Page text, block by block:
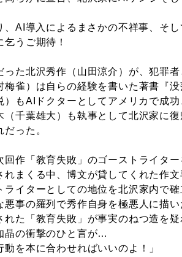
、AI導入によるまさかの不祥事、そ
うご期待！
った北沢秀作（山田涼介）が、犯罪者
梅雀）は自らの経験を書いた著書『
）もAIドクターとしてアメリカで成
（千葉雄大）も執事として北沢家に
った。
回作「教育失敗」のゴーストライタ
れまくる中、博文が貸してくれた作
ライターとしての地位を北沢家内で
事の羅列で秀作自身を極悪人に描い
れた「教育失敗」が事実のねつ造を
晶の衝撃のひと言が…
動を本に合わせればいいのよ！」